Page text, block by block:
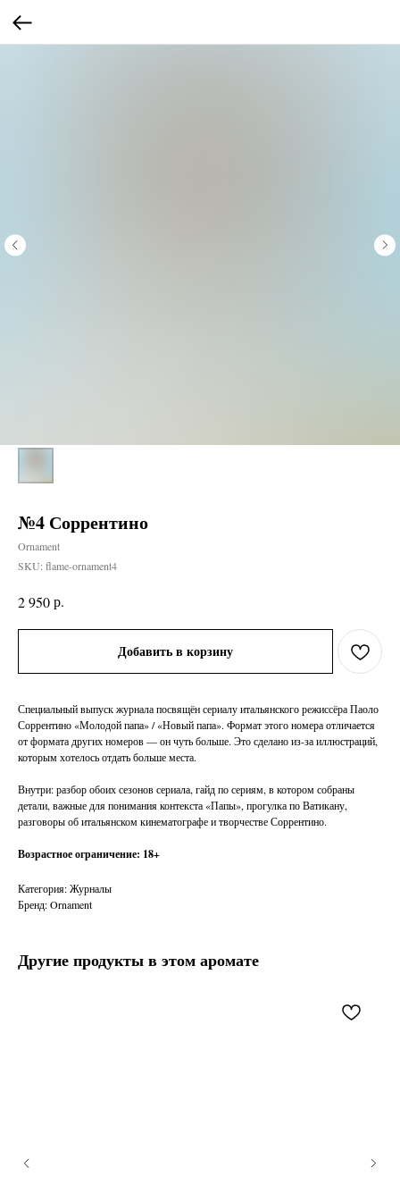
№4 Соррентино
Ornament
SKU: flame-ornament4
2 950р.
Добавить в корзину
Специальный выпуск журнала посвящён сериалу итальянского режиссёра Паоло
Соррентино «Молодой папа» / «Новый папа». Формат этого номера отличается
от формата других номеров — он чуть больше. Это сделано из-за иллюстраций,
которым хотелось отдать больше места.
Внутри: разбор обоих сезонов сериала, гайд по сериям, в котором собраны
детали, важные для понимания контекста «Папы», прогулка по Ватикану,
разговоры об итальянском кинематографе и творчестве Соррентино.
Возрастное ограничение: 18+
Категория: Журналы
Бренд: Ornament
Другие продукты в этом аромате